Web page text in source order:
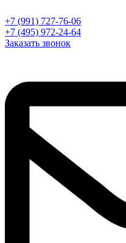
+7 (991) 727-76-06
+7 (495) 972-24-64
Заказать звонок